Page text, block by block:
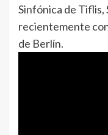
Sinfónica de Tiflis,
recientemente
de Berlín.